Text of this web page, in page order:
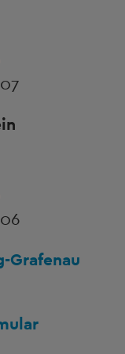
Grafenau